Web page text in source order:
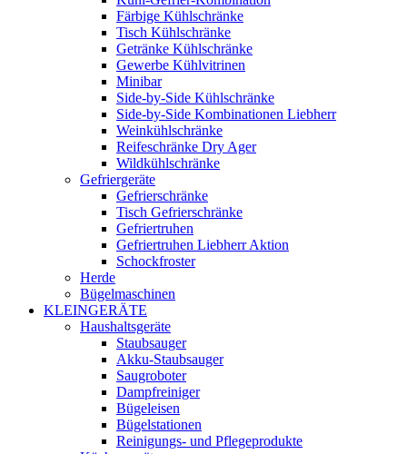
Färbige Kühlschränke
Tisch Kühlschränke
Getränke Kühlschränke
Gewerbe Kühlvitrinen
Minibar
Side-by-Side Kühlschränke
Side-by-Side Kombinationen Liebherr
Weinkühlschränke
Reifeschränke Dry Ager
Wildkühlschränke
Gefriergeräte
Gefrierschränke
Tisch Gefrierschränke
Gefriertruhen
Gefriertruhen Liebherr Aktion
Schockfroster
Herde
Bügelmaschinen
KLEINGERÄTE
Haushaltsgeräte
Staubsauger
Akku-Staubsauger
Saugroboter
Dampfreiniger
Bügeleisen
Bügelstationen
Reinigungs- und Pflegeprodukte